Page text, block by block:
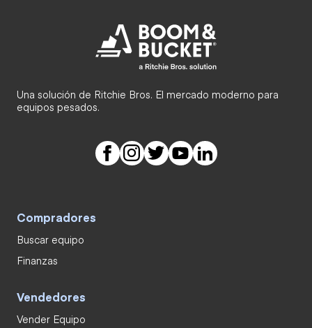
Una solución de Ritchie Bros. El mercado moderno para
equipos pesados.
Compradores
Buscar equipo
Finanzas
Vendedores
Vender Equipo